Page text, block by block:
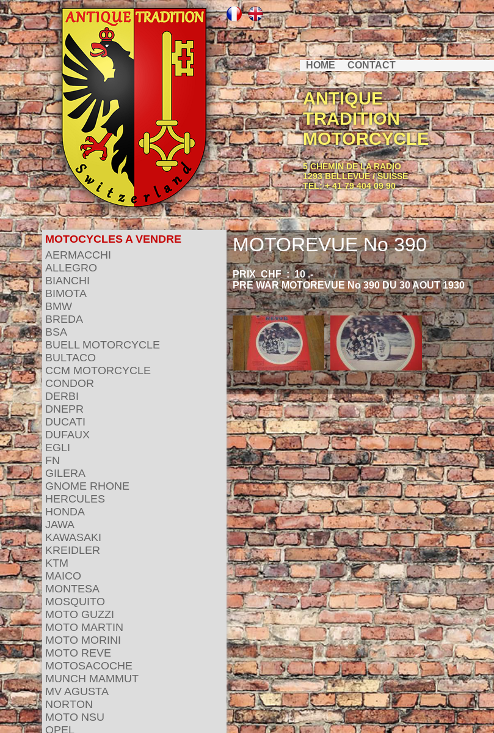
HOME CONTACT
ANTIQUE
TRADITION
MOTORCYCLE
5 CHEMIN DE LA RADIO
1293 BELLEVUE / SUISSE
TEL: + 41 79 404 09 90
MOTOCYCLES A VENDRE
AERMACCHI
ALLEGRO
BIANCHI
BIMOTA
BMW
BREDA
BSA
BUELL MOTORCYCLE
BULTACO
CCM MOTORCYCLE
CONDOR
DERBI
DNEPR
DUCATI
DUFAUX
EGLI
FN
GILERA
GNOME RHONE
HERCULES
HONDA
JAWA
KAWASAKI
KREIDLER
KTM
MAICO
MONTESA
MOSQUITO
MOTO GUZZI
MOTO MARTIN
MOTO MORINI
MOTO REVE
MOTOSACOCHE
MUNCH MAMMUT
MV AGUSTA
NORTON
MOTO NSU
OPEL
MOTOREVUE No 390
PRIX CHF : 10 .-
PRE WAR MOTOREVUE No 390 DU 30 AOUT 1930